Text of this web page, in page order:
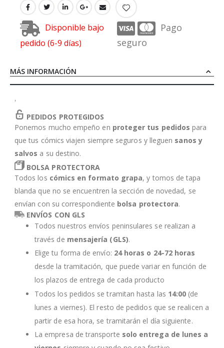
Disponible bajo
pedido (6-9 días)
Pago
seguro
MÁS INFORMACIÓN
'
PEDIDOS PROTEGIDOS
Ponemos mucho empeño en proteger tus pedidos para
que tus cómics viajen siempre seguros y lleguen sanos y
salvos a su destino.
BOLSA PROTECTORA
Todos los cómics en formato grapa, y tomos de tapa
blanda que no se encuentren la sección de novedad, se
envían con su correspondiente bolsa protectora.
ENVÍOS CON GLS
Todos nuestros envíos peninsulares se realizan a
través de mensajería (GLS).
Elige tu forma de envío: 24 horas o 24-72 horas
desde la tramitación, que puede variar en función de
los plazos de entrega de cada producto
Todos los pedidos se tramitan hasta las 14:00 (de
lunes a viernes). El resto de pedidos que se realicen a
partir de esa hora, se tramitarán el día siguiente.
La empresa de transporte solo entrega de lunes a